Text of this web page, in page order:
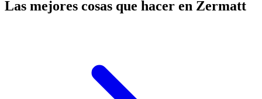
Las mejores cosas que hacer en Zermatt